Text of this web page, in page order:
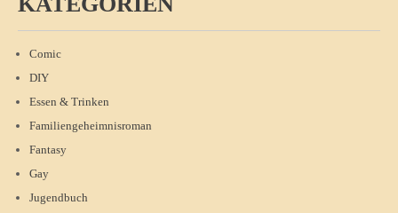
Comic
DIY
Essen & Trinken
Familiengeheimnisroman
Fantasy
Gay
Jugendbuch